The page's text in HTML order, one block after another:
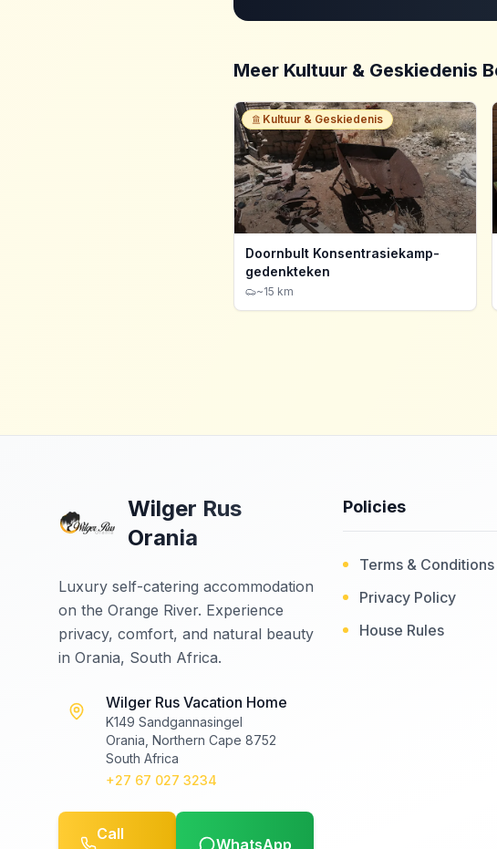
Meer Kultuur & Geskiedenis
Kultuur & Geskiedenis
Doornbult Konsentrasiekamp-
gedenkteken
~15 km
Wilger Rus
Orania
Luxury self-catering accommodation
on the Orange River. Experience
privacy, comfort, and natural beauty
in Orania, South Africa.
Wilger Rus Vacation Home
K149 Sandgannasingel
Orania, Northern Cape 8752
South Africa
+27 67 027 3234
Call
WhatsApp
Policies
Terms & Conditions
Privacy Policy
House Rules